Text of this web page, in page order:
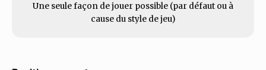
Une seule façon de jouer possible (par défaut ou à
cause du style de jeu)